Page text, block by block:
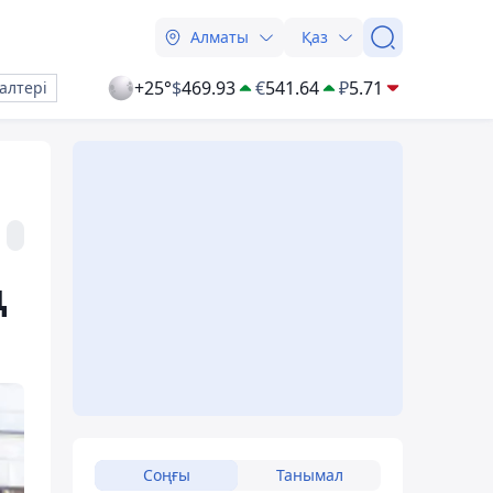
Алматы Қаз
+25°$469.93 €541.64 ₽5.71
Соңғы Танымал